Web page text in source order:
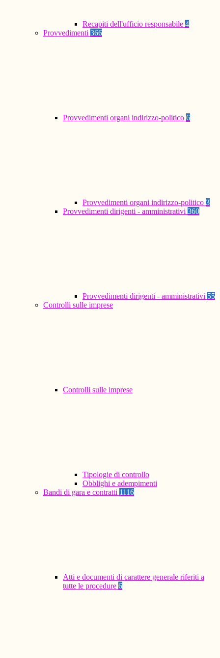
Recapiti dell'ufficio responsabile 4
Provvedimenti 366
Provvedimenti organi indirizzo-politico 6
Provvedimenti organi indirizzo-politico 3
Provvedimenti dirigenti - amministrativi 360
Provvedimenti dirigenti - amministrativi 55
Controlli sulle imprese
Controlli sulle imprese
Tipologie di controllo
Obblighi e adempimenti
Bandi di gara e contratti 1116
Atti e documenti di carattere generale riferiti a
tutte le procedure 6